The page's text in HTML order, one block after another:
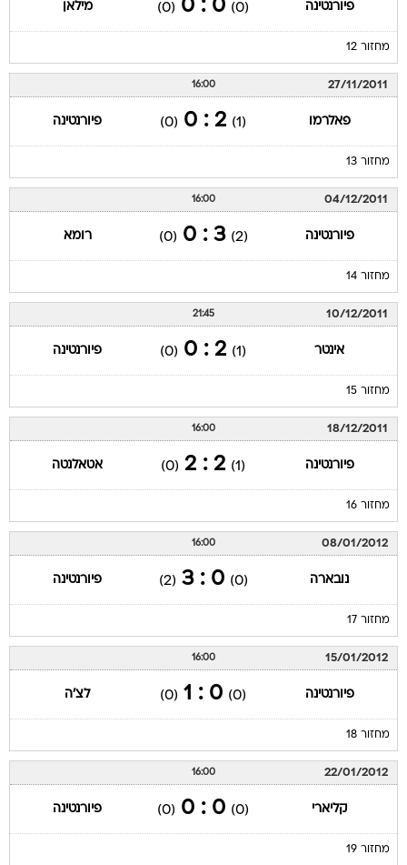
פיורנטינה (0)
0 : 0
(0) מילאן
מחזור 12
27/11/2011
16:00
פאלרמו (1)
2 : 0
(0) פיורנטינה
מחזור 13
04/12/2011
16:00
פיורנטינה (2)
3 : 0
(0) רומא
מחזור 14
10/12/2011
21:45
אינטר (1)
2 : 0
(0) פיורנטינה
מחזור 15
18/12/2011
16:00
פיורנטינה (1)
2 : 2
(0) אטאלנטה
מחזור 16
08/01/2012
16:00
נובארה (0)
0 : 3
(2) פיורנטינה
מחזור 17
15/01/2012
16:00
פיורנטינה (0)
0 : 1
(0) לצ'ה
מחזור 18
22/01/2012
16:00
קליארי (0)
0 : 0
(0) פיורנטינה
מחזור 19